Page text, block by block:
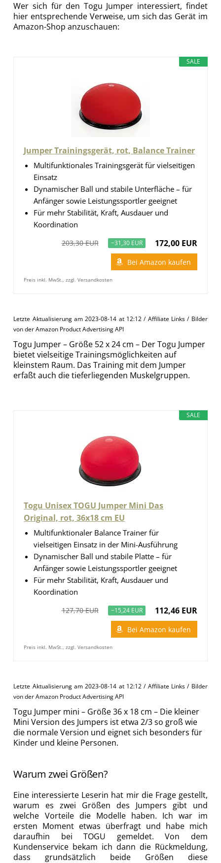
Wer sich für den Togu Jumper interessiert, findet
hier entsprechende Verweise, um sich das Gerät im
Amazon-Shop anzuschauen:
SALE
Jumper Trainingsgerät, rot, Balance Trainer
Multifunktionales Trainingsgerät für vielseitigen
Einsatz
Dynamischer Ball und stabile Unterfläche – für
Anfänger sowie Leistungssportler geeignet
Für mehr Stabilität, Kraft, Ausdauer und
Koordination
203,30 EUR −31,30 EUR 172,00 EUR
Bei Amazon kaufen
Preis inkl. MwSt., zzgl. Versandkosten
Letzte Aktualisierung am 2023-08-14 at 12:12 / Affiliate Links / Bilder
von der Amazon Product Advertising API
Togu Jumper – Größe 52 x 24 cm – Der Togu Jumper
bietet vielseitige Trainingsmöglichkeiten auf
kleinstem Raum. Das Training mit dem Jumper
erfaßt auch die tieferliegenden Muskelgruppen.
SALE
Togu Unisex TOGU Jumper Mini Das
Original, rot, 36x18 cm EU
Multifunktionaler Balance Trainer für
vielseitigen Einsatz in der Mini-Ausführung
Dynamischer Ball und stabile Platte – für
Anfänger sowie Leistungssportler geeignet
Für mehr Stabilität, Kraft, Ausdauer und
Koordination
127,70 EUR −15,24 EUR 112,46 EUR
Bei Amazon kaufen
Preis inkl. MwSt., zzgl. Versandkosten
Letzte Aktualisierung am 2023-08-14 at 12:12 / Affiliate Links / Bilder
von der Amazon Product Advertising API
Togu Jumper mini – Größe 36 x 18 cm – Die kleiner
Mini Version des Jumpers ist etwa 2/3 so groß wie
die normale Version und eignet sich besonders für
Kinder und kleine Personen.
Warum zwei Größen?
Eine interessierte Leserin hat mir die Frage gestellt,
warum es zwei Größen des Jumpers gibt und
welche Vorteile die Modelle haben. Ich war im
ersten Moment etwas überfragt und habe mich
daraufhin bei TOGU gemeldet. Von dem
Kundenservice bekam ich dann die Rückmeldung,
dass grundsätzlich beide Größen diese